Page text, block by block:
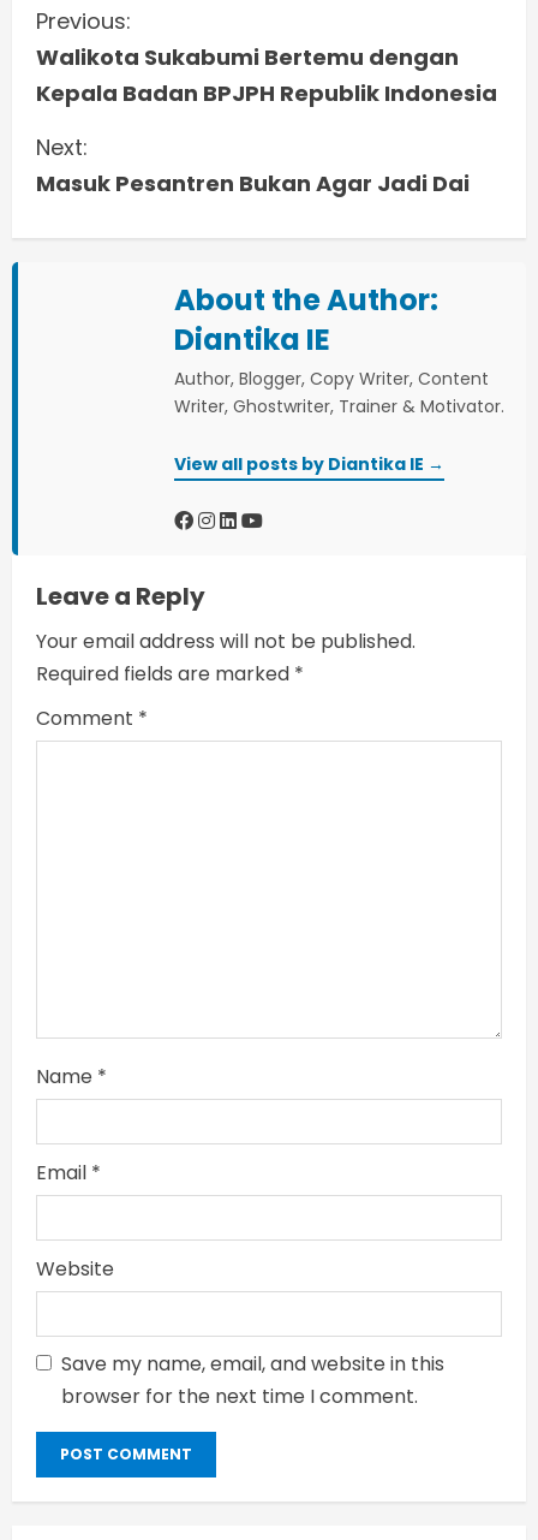
C
o
n
t
i
d
i
n
g
Previous:
Walikota Sukabumi Bertemu dengan
Kepala Badan BPJPH Republik Indonesia
Next:
Masuk Pesantren Bukan Agar Jadi Dai
About the Author:
Diantika IE
Author, Blogger, Copy Writer, Content
Writer, Ghostwriter, Trainer & Motivator.
View all posts by Diantika IE →
Leave a Reply
Your email address will not be published.
Required fields are marked *
Comment *
Name *
Email *
Website
Save my name, email, and website in this
browser for the next time I comment.